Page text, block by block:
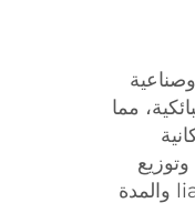
مما
الطاقة. يضمن التوصيل العالي للموصل مقاومة التآكل التشغيلliable والمدة